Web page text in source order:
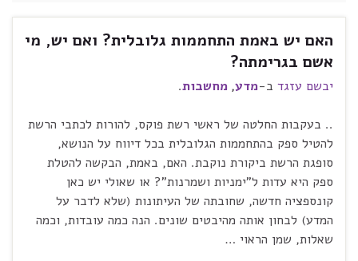
האם יש באמת התחממות גלובלית? ואם יש, מי
אשם בגרימתה?
יבשם עזגד ב-מדע, מחשבות.
.. בעקבות החלטה של ראשי רשת פוקס, להורות לכתבי הרשת
להטיל ספק בהתחממות הגלובלית בכל דיווח על הנושא,
סופגת הרשת ביקורת נוקבת. האם, באמת, הבקשה להטלת
ספק היא עדות ל"ימניות ושמרנות"? או שאולי יש כאן
קונספציה חדשה, שחובתה של העיתונות (שלא לדבר על
המדע) לבחון אותה מהיבטים שונים. הנה כמה עובדות, וכמה
שאלות, שמן הראוי …